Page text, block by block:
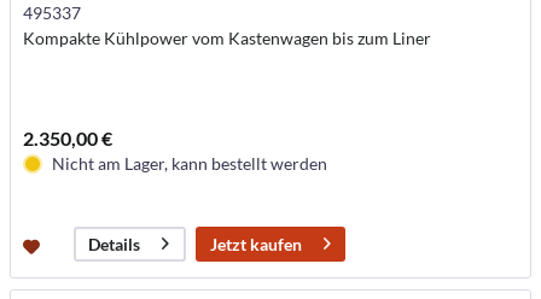
495337
Kompakte Kühlpower vom Kastenwagen bis zum Liner
2.350,00 €
Nicht am Lager, kann bestellt werden
Details Jetzt kaufen